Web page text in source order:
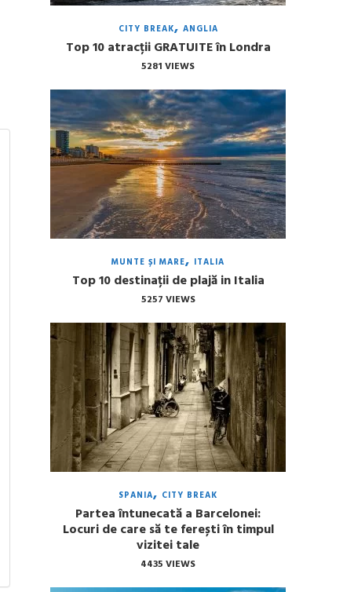
CITY BREAK ANGLIA
Top 10 atracții GRATUITE în Londra
5281 VIEWS
MUNTE ȘI MARE ITALIA
Top 10 destinații de plajă in Italia
5257 VIEWS
SPANIA CITY BREAK
Partea întunecată a Barcelonei:
Locuri de care să te ferești în timpul
vizitei tale
4435 VIEWS